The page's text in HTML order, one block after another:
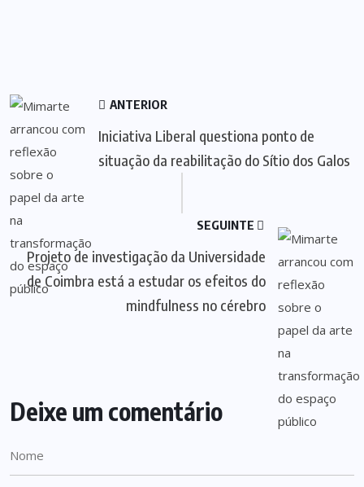
ANTERIOR
Iniciativa Liberal questiona ponto de
situação da reabilitação do Sítio dos Galos
SEGUINTE
Projeto de investigação da Universidade
de Coimbra está a estudar os efeitos do
mindfulness no cérebro
Deixe um comentário